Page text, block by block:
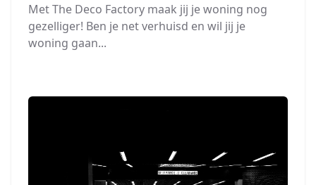
Met The Deco Factory maak jij je woning nog
gezelliger! Ben je net verhuisd en wil jij je
woning gaan...